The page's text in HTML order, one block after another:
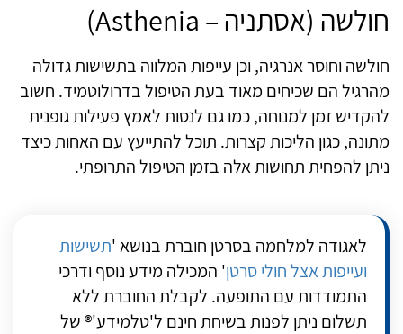
חולשה (אסתניה – Asthenia)
חולשה וחוסר אנרגיה, וכן עייפות המלווה בתשישות גדולה
מהרגיל הם שכיחים מאוד בעת הטיפול בדרולוטמיד. חשוב
להקדיש זמן למנוחה, כמו גם לנסות לאמץ פעילות גופנית
מתונה, כגון הליכות קצרות. תוכל להתייעץ עם האחות כיצד
ניתן להפחית תחושות אלה בזמן הטיפול התרופתי.
לאגודה למלחמה בסרטן חוברת בנושא 'תשישות
ועייפות אצל חולי סרטן' המכילה מידע נוסף ודרכי
התמודדות עם התופעה. לקבלת החוברת ללא
תשלום ניתן לפנות בשיחת חינם ל'טלמידע'® של